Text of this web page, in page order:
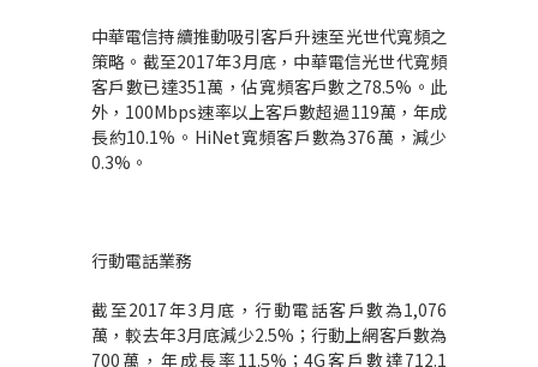
中華電信持續推動吸引客戶升速至光世代寬頻之
策略。截至2017年3月底，中華電信光世代寬頻
客戶數已達351萬，佔寬頻客戶數之78.5%。此
外，100Mbps速率以上客戶數超過119萬，年成
長約10.1%。HiNet寬頻客戶數為376萬，減少
0.3%。
行動電話業務
截至2017年3月底，行動電話客戶數為1,076
萬，較去年3月底減少2.5%；行動上網客戶數為
700萬，年成長率11.5%；4G客戶數達712.1